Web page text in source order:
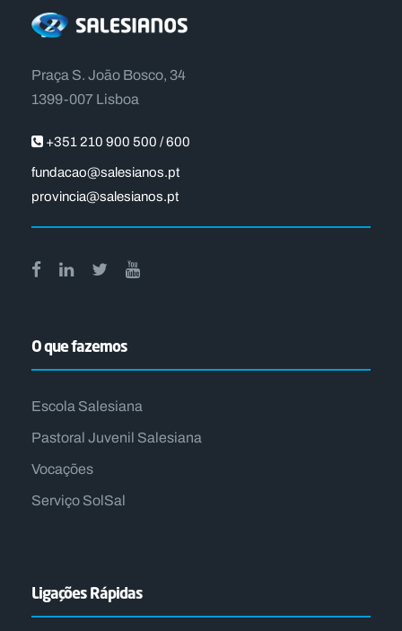
Praça S. João Bosco, 34
1399-007 Lisboa
+351 210 900 500 / 600
fundacao@salesianos.pt
provincia@salesianos.pt
O que fazemos
Escola Salesiana
Pastoral Juvenil Salesiana
Vocações
Serviço SolSal
Ligações Rápidas